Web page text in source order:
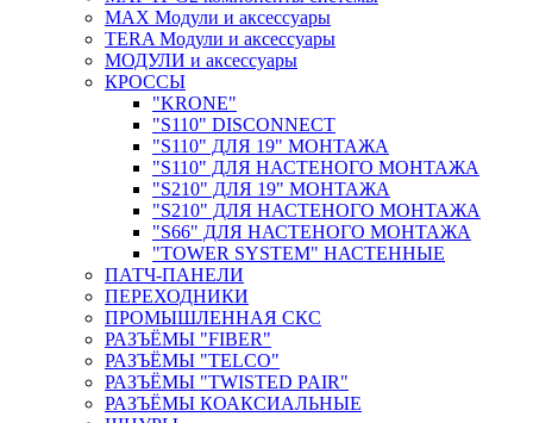
MAX Модули и аксессуары
TERA Модули и аксессуары
МОДУЛИ и аксессуары
КРОССЫ
"KRONE"
"S110" DISCONNECT
"S110" ДЛЯ 19" МОНТАЖА
"S110" ДЛЯ НАСТЕНОГО МОНТАЖА
"S210" ДЛЯ 19" МОНТАЖА
"S210" ДЛЯ НАСТЕНОГО МОНТАЖА
"S66" ДЛЯ НАСТЕНОГО МОНТАЖА
"TOWER SYSTEM" НАСТЕННЫЕ
ПАТЧ-ПАНЕЛИ
ПЕРЕХОДНИКИ
ПРОМЫШЛЕННАЯ СКС
РАЗЪЁМЫ "FIBER"
РАЗЪЁМЫ "TELCO"
РАЗЪЁМЫ "TWISTED PAIR"
РАЗЪЁМЫ КОАКСИАЛЬНЫЕ